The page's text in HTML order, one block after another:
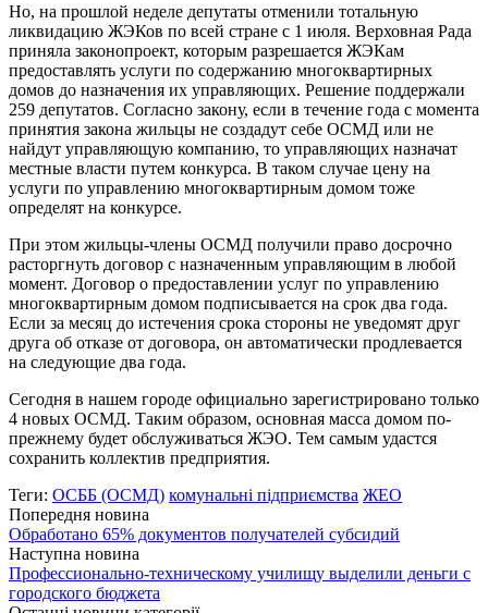
Но, на прошлой неделе депутаты отменили тотальную
ликвидацию ЖЭКов по всей стране с 1 июля. Верховная Рада
приняла законопроект, которым разрешается ЖЭКам
предоставлять услуги по содержанию многоквартирных
домов до назначения их управляющих. Решение поддержали
259 депутатов. Согласно закону, если в течение года с момента
принятия закона жильцы не создадут себе ОСМД или не
найдут управляющую компанию, то управляющих назначат
местные власти путем конкурса. В таком случае цену на
услуги по управлению многоквартирным домом тоже
определят на конкурсе.
При этом жильцы-члены ОСМД получили право досрочно
расторгнуть договор с назначенным управляющим в любой
момент. Договор о предоставлении услуг по управлению
многоквартирным домом подписывается на срок два года.
Если за месяц до истечения срока стороны не уведомят друг
друга об отказе от договора, он автоматически продлевается
на следующие два года.
Сегодня в нашем городе официально зарегистрировано только
4 новых ОСМД. Таким образом, основная масса домом по-
прежнему будет обслуживаться ЖЭО. Тем самым удастся
сохранить коллектив предприятия.
Теги: ОСББ (ОСМД) комунальні підприємства ЖЕО
Попередня новина
Обработано 65% документов получателей субсидий
Наступна новина
Профессионально-техническому училищу выделили деньги с
городского бюджета